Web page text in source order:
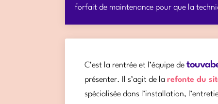
forfait de maintenance pour que la
C’est la rentrée et l’équipe de
présenter. Il s’agit de larefonte du
spécialisée dans l’installation,